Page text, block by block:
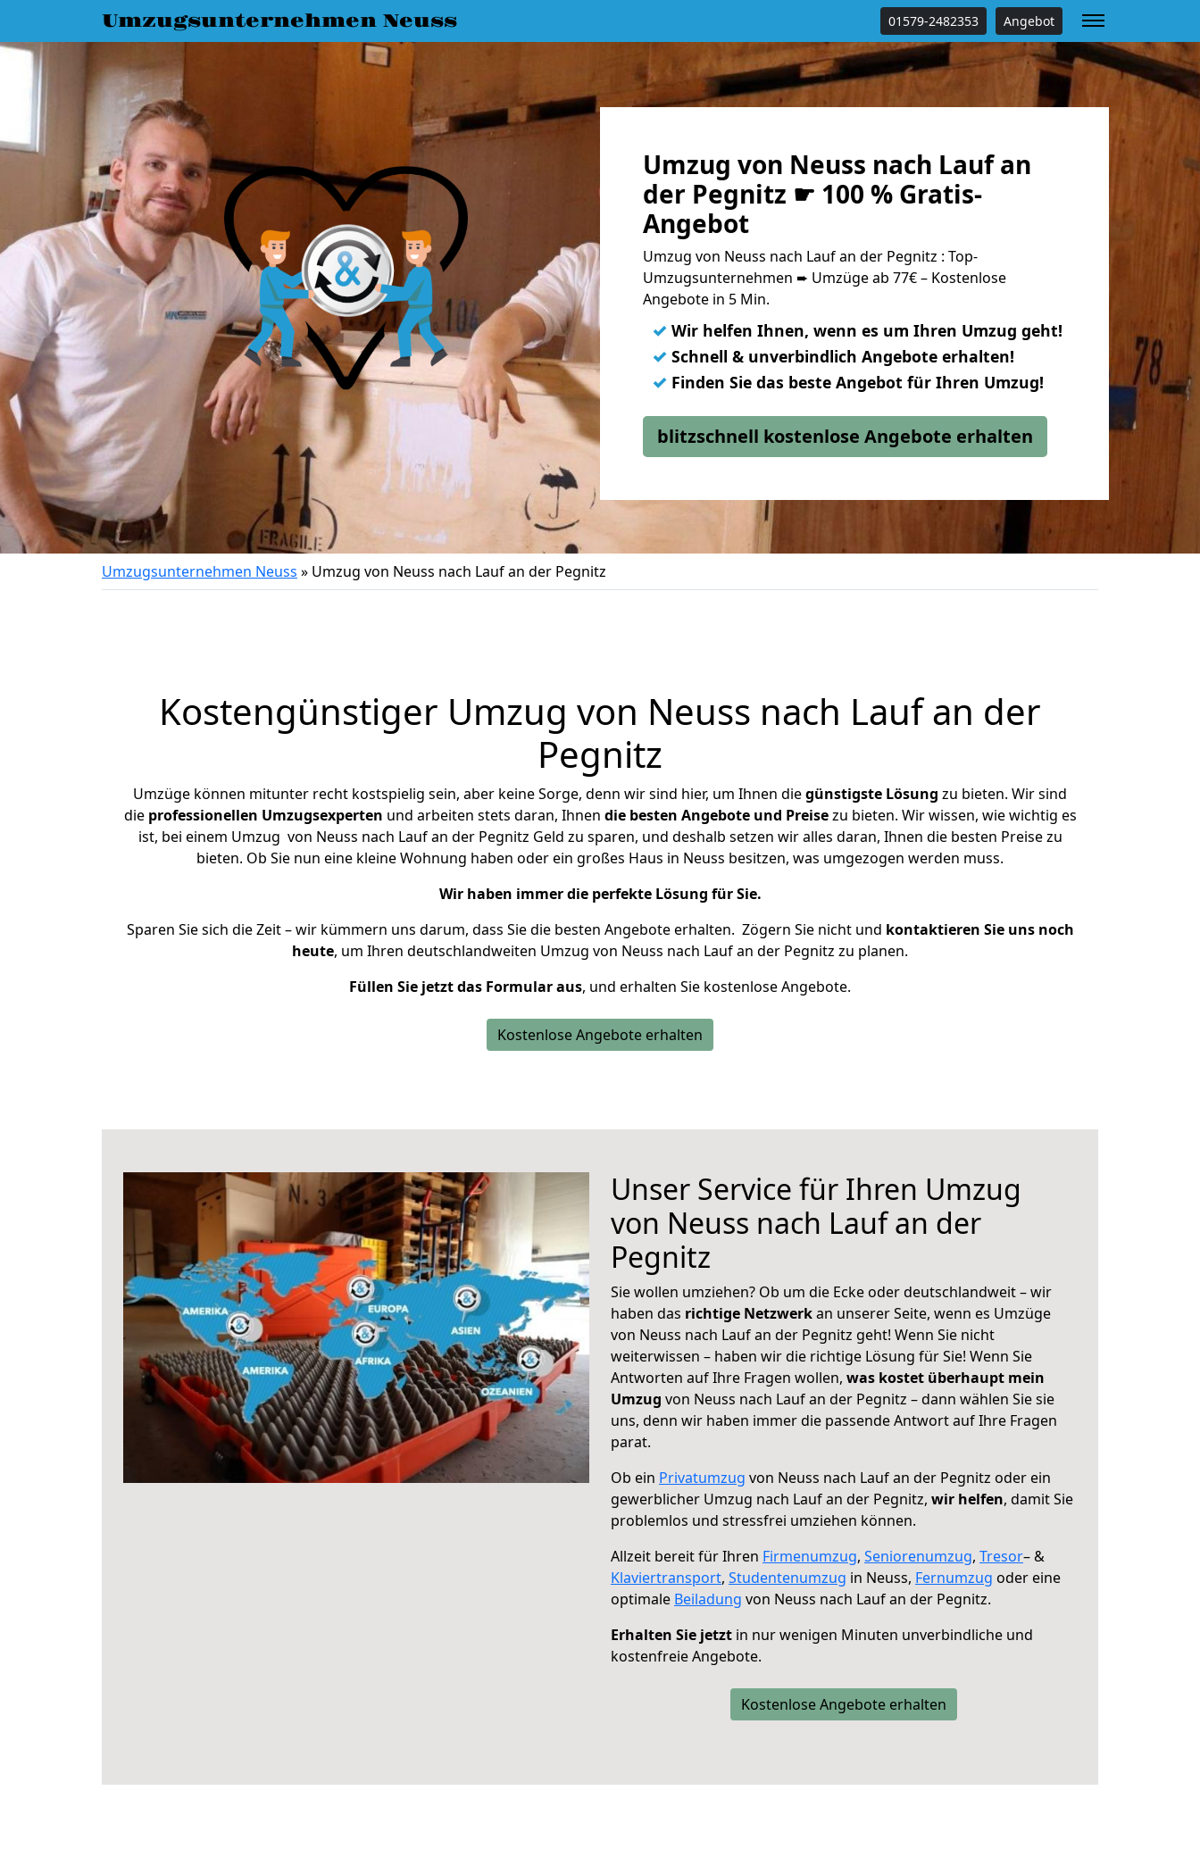
Umzugsunternehmen Neuss 01579-2482353 Angebot
Umzug von Neuss nach Lauf an
der Pegnitz ☛ 100 % Gratis-
Angebot
Umzug von Neuss nach Lauf an der Pegnitz : Top-
Umzugsunternehmen ➨ Umzüge ab 77€ – Kostenlose
Angebote in 5 Min.
✓ Wir helfen Ihnen, wenn es um Ihren Umzug geht!
✓ Schnell & unverbindlich Angebote erhalten!
✓ Finden Sie das beste Angebot für Ihren Umzug!
blitzschnell kostenlose Angebote erhalten
Umzugsunternehmen Neuss » Umzug von Neuss nach Lauf an der Pegnitz
Kostengünstiger Umzug von Neuss nach Lauf an der
Pegnitz
Umzüge können mitunter recht kostspielig sein, aber keine Sorge, denn wir sind hier, um Ihnen diegünstigste Lösung zu bieten. Wir sind
die professionellen Umzugsexperten und arbeiten stets daran, Ihnen die besten Angebote und Preisezu bieten. Wir wissen, wie wichtig es
ist, bei einem Umzug von Neuss nach Lauf an der Pegnitz Geld zu sparen, und deshalb setzen wir alles daran, Ihnen die besten Preise zu
bieten. Ob Sie nun eine kleine Wohnung haben oder ein großes Haus in Neuss besitzen, was umgezogen werden muss.
Wir haben immer die perfekte Lösung für Sie.
Sparen Sie sich die Zeit – wir kümmern uns darum, dass Sie die besten Angebote erhalten. Zögern Sie nicht und kontaktieren Sie uns noch
heute, um Ihren deutschlandweiten Umzug von Neuss nach Lauf an der Pegnitz zu planen.
Füllen Sie jetzt das Formular aus, und erhalten Sie kostenlose Angebote.
Kostenlose Angebote erhalten
Unser Service für Ihren Umzug
von Neuss nach Lauf an der
Pegnitz
Sie wollen umziehen? Ob um die Ecke oder deutschlandweit – wir
haben das richtige Netzwerkan unserer Seite, wenn es Umzüge
von Neuss nach Lauf an der Pegnitz geht! Wenn Sie nicht
weiterwissen – haben wir die richtige Lösung für Sie! Wenn Sie
Antworten auf Ihre Fragen wollen, was kostet überhaupt mein
Umzug von Neuss nach Lauf an der Pegnitz – dann wählen Sie sie
uns, denn wir haben immer die passende Antwort auf Ihre Fragen
parat.
Ob ein Privatumzug von Neuss nach Lauf an der Pegnitz oder ein
gewerblicher Umzug nach Lauf an der Pegnitz, wir helfen, damit Sie
problemlos und stressfrei umziehen können.
Allzeit bereit für Ihren Firmenumzug, Seniorenumzug, Tresor– &
Klaviertransport, Studentenumzug in Neuss, Fernumzug oder eine
optimale Beiladung von Neuss nach Lauf an der Pegnitz.
Erhalten Sie jetzt in nur wenigen Minuten unverbindliche und
kostenfreie Angebote.
Kostenlose Angebote erhalten